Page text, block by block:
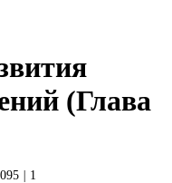
(Глава
1